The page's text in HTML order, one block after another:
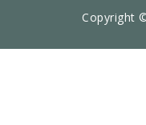
Copyright